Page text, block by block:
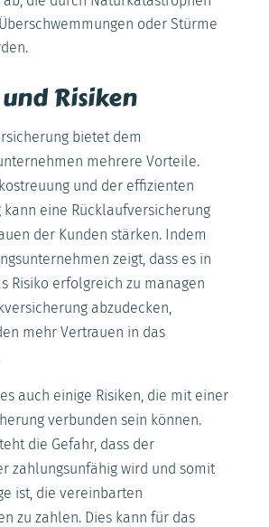
oder Stürme
Risiken
bietet dem
mehrere Vorteile.
und der effizienten
kann eine Rücklaufversicherung
der Kunden stärken. Indem
zeigt, dass es in
Risiko erfolgreich zu managen
abzudecken,
mehr Vertrauen in das
auch einige Risiken, die mit einer
verbunden sein können.
die Gefahr, dass der
zahlungsunfähig wird und somit
ist, die vereinbarten
zu zahlen. Dies kann für das